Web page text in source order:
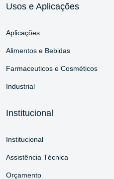
Usos e Aplicações
Aplicações
Alimentos e Bebidas
Farmaceuticos e Cosméticos
Industrial
Institucional
Institucional
Assistência Técnica
Orçamento